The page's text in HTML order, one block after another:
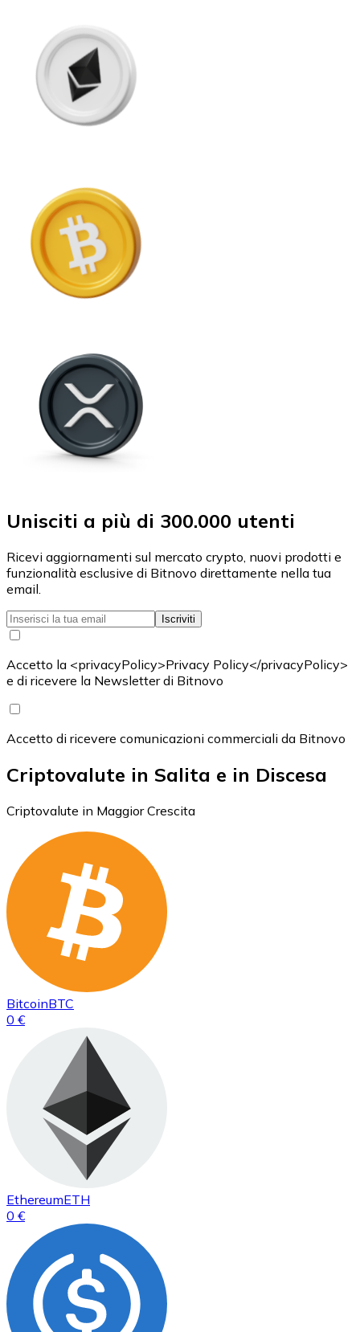
Unisciti a più di 300.000 utenti
Ricevi aggiornamenti sul mercato crypto, nuovi prodotti e
funzionalità esclusive di Bitnovo direttamente nella tua
email.
Iscriviti
Accetto la <privacyPolicy>Privacy Policy</privacyPolicy>
e di ricevere la Newsletter di Bitnovo
Accetto di ricevere comunicazioni commerciali da Bitnovo
Criptovalute in Salita e in Discesa
Criptovalute in Maggior Crescita
BitcoinBTC
0 €
EthereumETH
0 €